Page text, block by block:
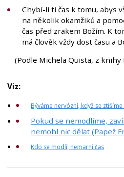
Chybí-li ti čas k tomu, abys
na několik okamžiků a
čas před zrakem Božím. K
má člověk vždy dost času a
(Podle Michela Quista, z
Viz:
Býváme nervózní, když se
Pokud se nemodlíme,
nemohl nic dělat (Papež
Kdo se modlí, nemarní čas